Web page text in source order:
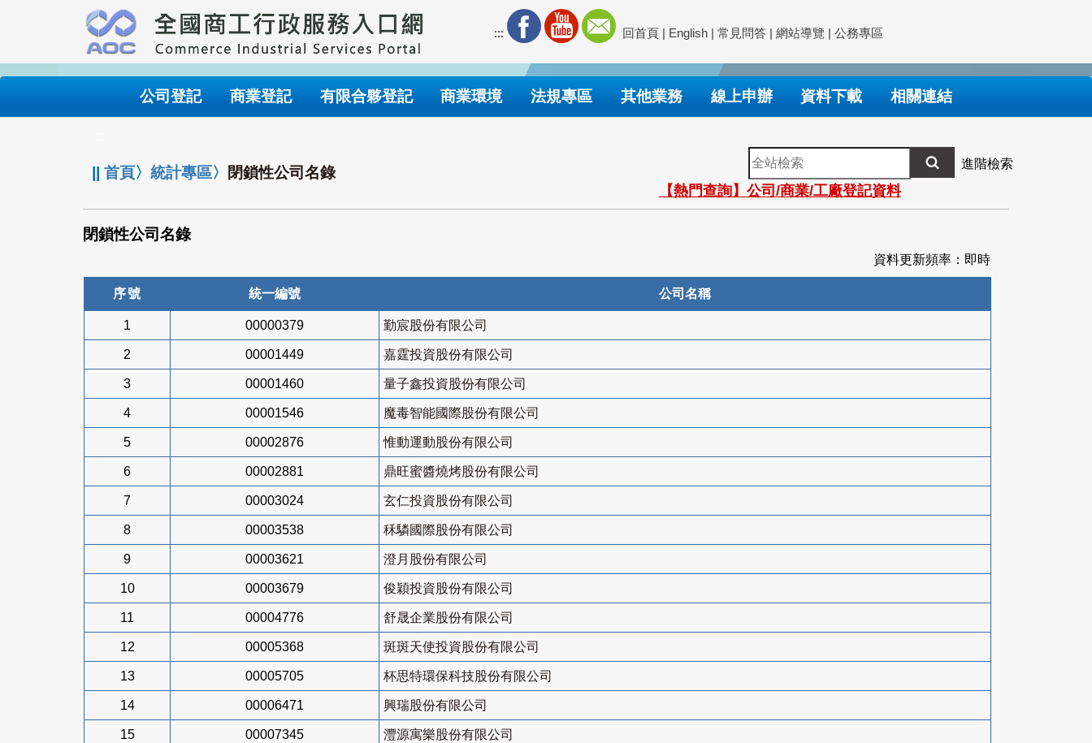
要
內
::: 回首頁 | English | 常見問答 | 網站導覽 | 公務專區
公司登記 商業登記 有限合夥登記 商業環境 法規專區 其他業務 線上申辦 資料下載 相關連結
||首頁〉統計專區〉 閉鎖性公司名錄
全
站
檢
索
進階檢索
【熱門查詢】公司/商業/工廠登記資料
閉鎖性公司名錄
資料更新頻率：即時
序號 統一編號 公司名稱
1 00000379 勤宸股份有限公司
2 00001449 嘉霆投資股份有限公司
3 00001460 量子鑫投資股份有限公司
4 00001546 魔毒智能國際股份有限公司
5 00002876 惟動運動股份有限公司
6 00002881 鼎旺蜜醬燒烤股份有限公司
7 00003024 玄仁投資股份有限公司
8 00003538 秝驎國際股份有限公司
9 00003621 澄月股份有限公司
10 00003679 俊穎投資股份有限公司
11 00004776 舒晟企業股份有限公司
12 00005368 斑斑天使投資股份有限公司
13 00005705 杯思特環保科技股份有限公司
14 00006471 興瑞股份有限公司
15 00007345 灃源寓樂股份有限公司